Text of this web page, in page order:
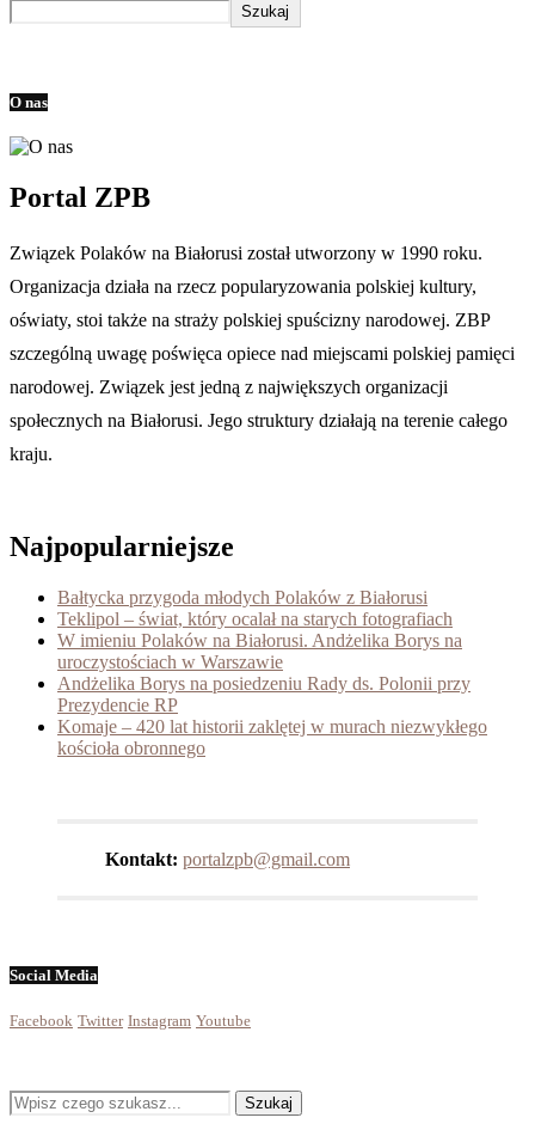
Szukaj
O nas
Portal ZPB
Związek Polaków na Białorusi został utworzony w 1990 roku.
Organizacja działa na rzecz popularyzowania polskiej kultury,
oświaty, stoi także na straży polskiej spuścizny narodowej. ZBP
szczególną uwagę poświęca opiece nad miejscami polskiej pamięci
narodowej. Związek jest jedną z największych organizacji
społecznych na Białorusi. Jego struktury działają na terenie całego
kraju.
Najpopularniejsze
Bałtycka przygoda młodych Polaków z Białorusi
Teklipol – świat, który ocalał na starych fotografiach
W imieniu Polaków na Białorusi. Andżelika Borys na
uroczystościach w Warszawie
Andżelika Borys na posiedzeniu Rady ds. Polonii przy
Prezydencie RP
Komaje – 420 lat historii zaklętej w murach niezwykłego
kościoła obronnego
Kontakt: portalzpb@gmail.com
Social Media
Facebook Twitter Instagram Youtube